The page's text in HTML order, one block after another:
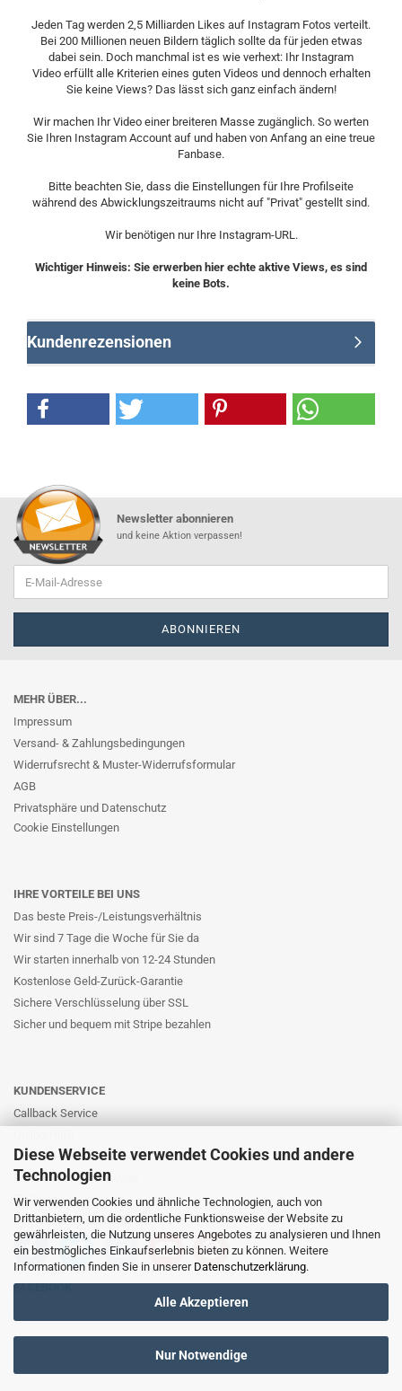
Diese Webseite verwendet Cookies und andere
Technologien
Wir verwenden Cookies und ähnliche Technologien, auch von
Drittanbietern, um die ordentliche Funktionsweise der Website zu
gewährleisten, die Nutzung unseres Angebotes zu analysieren und Ihnen
ein bestmögliches Einkaufserlebnis bieten zu können. Weitere
Informationen finden Sie in unserer Datenschutzerklärung.
Alle Akzeptieren
Nur Notwendige
Jeden Tag werden 2,5 Milliarden Likes auf Instagram Fotos verteilt.
Bei 200 Millionen neuen Bildern täglich sollte da für jeden etwas
dabei sein. Doch manchmal ist es wie verhext: Ihr Instagram
Video erfüllt alle Kriterien eines guten Videos und dennoch erhalten
Sie keine Views? Das lässt sich ganz einfach ändern!
Wir machen Ihr Video einer breiteren Masse zugänglich. So werten
Sie Ihren Instagram Account auf und haben von Anfang an eine treue
Fanbase.
Bitte beachten Sie, dass die Einstellungen für Ihre Profilseite
während des Abwicklungszeitraums nicht auf "Privat" gestellt sind.
Wir benötigen nur Ihre Instagram-URL.
Wichtiger Hinweis: Sie erwerben hier echte aktive Views, es sind
keine Bots.
Kundenrezensionen
Newsletter abonnieren
und keine Aktion verpassen!
MEHR ÜBER...
Impressum
Versand- & Zahlungsbedingungen
Widerrufsrecht & Muster-Widerrufsformular
AGB
Privatsphäre und Datenschutz
Cookie Einstellungen
IHRE VORTEILE BEI UNS
Das beste Preis-/Leistungsverhältnis
Wir sind 7 Tage die Woche für Sie da
Wir starten innerhalb von 12-24 Stunden
Kostenlose Geld-Zurück-Garantie
Sichere Verschlüsselung über SSL
Sicher und bequem mit Stripe bezahlen
KUNDENSERVICE
Callback Service
Kontaktformular
E-Mail: info@likernow.de
Skype Live Support
Ihre Meinung und Ideen
FACEBOOK